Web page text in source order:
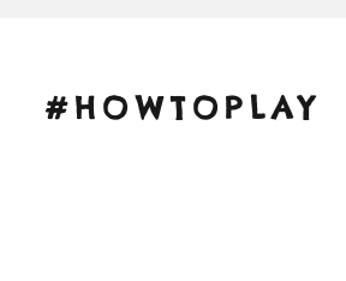
#HOWTOPLAY